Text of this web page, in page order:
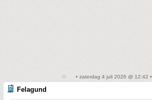
• zaterdag 4 juli 2026 @ 12:42
Felagund